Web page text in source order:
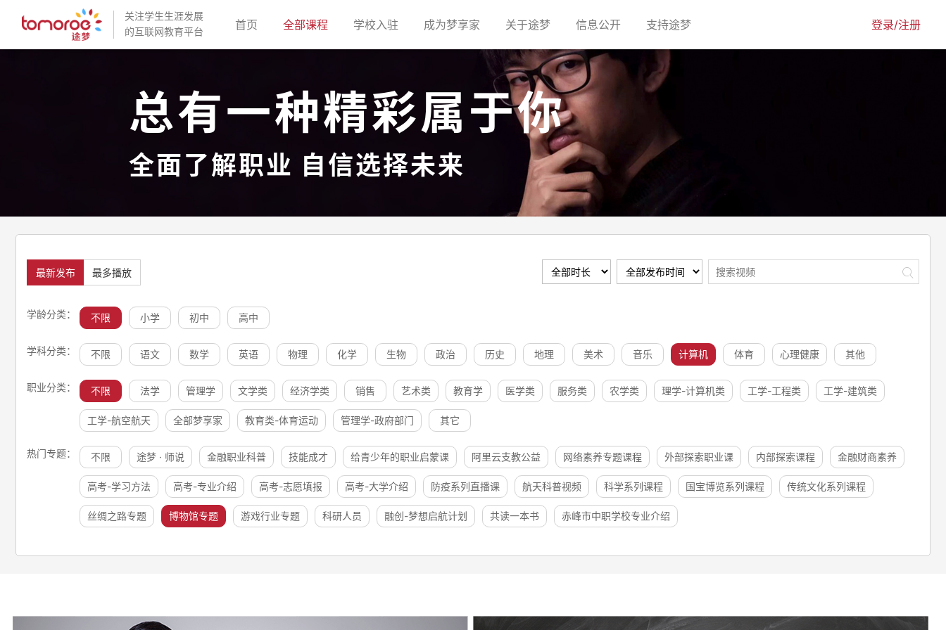
关注学生生涯发展
的互联网教育平台
首页(current)全部课程(current)学校入驻(current)成为梦享家(current)关于途梦(current)信息公开(current)支持途梦(current) 登录/注册
总有一种精彩属于你
全面了解职业 自信选择未来
最新发布 最多播放
学龄分类： 不限 小学 初中 高中
学科分类： 不限 语文 数学 英语 物理 化学 生物 政治 历史 地理 美术 音乐 计算机 体育 心理健康 其他
职业分类： 不限 法学 管理学 文学类 经济学类 销售 艺术类 教育学 医学类 服务类 农学类 理学-计算机类 工学-工程类 工学-建筑类
工学-航空航天 全部梦享家 教育类-体育运动 管理学-政府部门 其它
热门专题： 不限 途梦 · 师说 金融职业科普 技能成才 给青少年的职业启蒙课 阿里云支教公益 网络素养专题课程 外部探索职业课 内部探索课程 金融财商素养
高考-学习方法 高考-专业介绍 高考-志愿填报 高考-大学介绍 防疫系列直播课 航天科普视频 科学系列课程 国宝博览系列课程 传统文化系列课程
丝绸之路专题 博物馆专题 游戏行业专题 科研人员 融创-梦想启航计划 共读一本书 赤峰市中职学校专业介绍